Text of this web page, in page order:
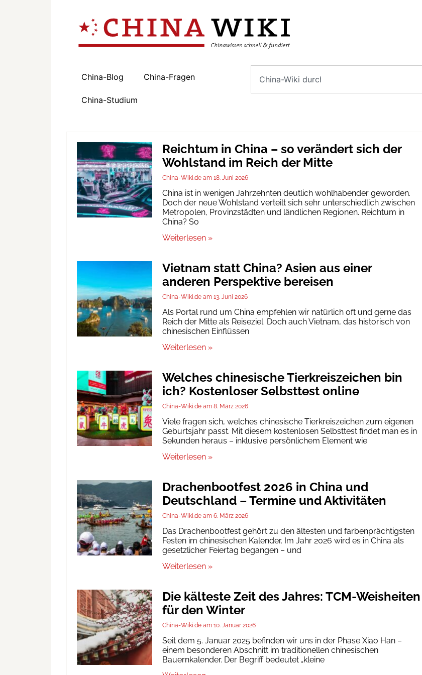
China-Blog China-Fragen
China-Studium
Reichtum in China – so verändert sich der
Wohlstand im Reich der Mitte
China-Wiki.de 18. Juni 2026
China ist in wenigen Jahrzehnten deutlich wohlhabender geworden.
Doch der neue Wohlstand verteilt sich sehr unterschiedlich zwischen
Metropolen, Provinzstädten und ländlichen Regionen. Reichtum in
China? So
Weiterlesen »
Vietnam statt China? Asien aus einer
anderen Perspektive bereisen
China-Wiki.de 13. Juni 2026
Als Portal rund um China empfehlen wir natürlich oft und gerne das
Reich der Mitte als Reiseziel. Doch auch Vietnam, das historisch von
chinesischen Einflüssen
Weiterlesen »
Welches chinesische Tierkreiszeichen bin
ich? Kostenloser Selbsttest online
China-Wiki.de 8. März 2026
Viele fragen sich, welches chinesische Tierkreiszeichen zum eigenen
Geburtsjahr passt. Mit diesem kostenlosen Selbsttest findet man es in
Sekunden heraus – inklusive persönlichem Element wie
Weiterlesen »
Drachenbootfest 2026 in China und
Deutschland – Termine und Aktivitäten
China-Wiki.de 6. März 2026
Das Drachenbootfest gehört zu den ältesten und farbenprächtigsten
Festen im chinesischen Kalender. Im Jahr 2026 wird es in China als
gesetzlicher Feiertag begangen – und
Weiterlesen »
Die kälteste Zeit des Jahres: TCM-Weisheiten
für den Winter
China-Wiki.de 10. Januar 2026
Seit dem 5. Januar 2025 befinden wir uns in der Phase Xiao Han –
einem besonderen Abschnitt im traditionellen chinesischen
Bauernkalender. Der Begriff bedeutet „kleine